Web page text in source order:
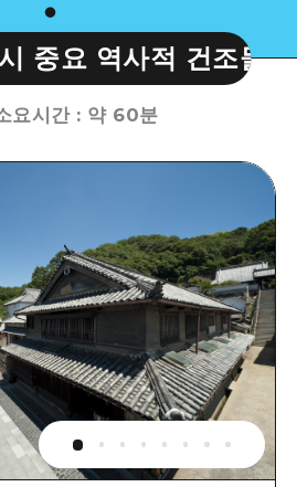
적 건조물군 보존 지구
요시간: 약 60분